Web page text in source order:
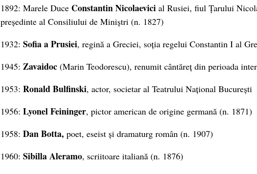
1892: Marele Duce Constantin Nicolaevici al Rusiei, fiul Țarului
președinte al Consiliului de Miniștri (n. 1827)
1932: Sofiaa Prusiei, regină a Greciei, soția regelui Constantin I al
1945: Zavaidoc (Marin Teodorescu), renumit cântăreț din perioada
1953: Ronald Bulfinski, actor, societar al Teatrului Național București
1956: Lyonel Feininger, pictor american de origine germană (n. 1871)
1958: Dan Botta, poet, eseist și dramaturg român (n. 1907)
1960: Sibilla Aleramo, scriitoare italiană (n. 1876)